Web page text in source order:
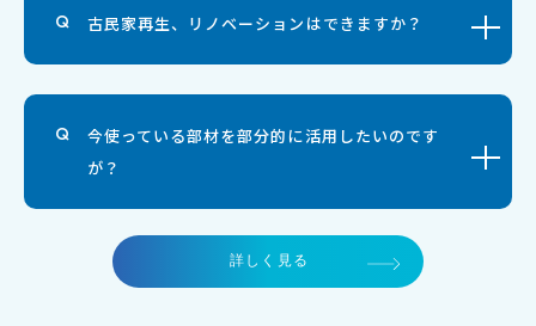
古民家再生、リノベーションはできますか？
今使っている部材を部分的に活用したいのです
が？
詳しく見る